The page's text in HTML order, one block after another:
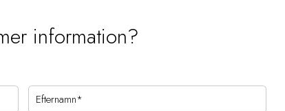
information?